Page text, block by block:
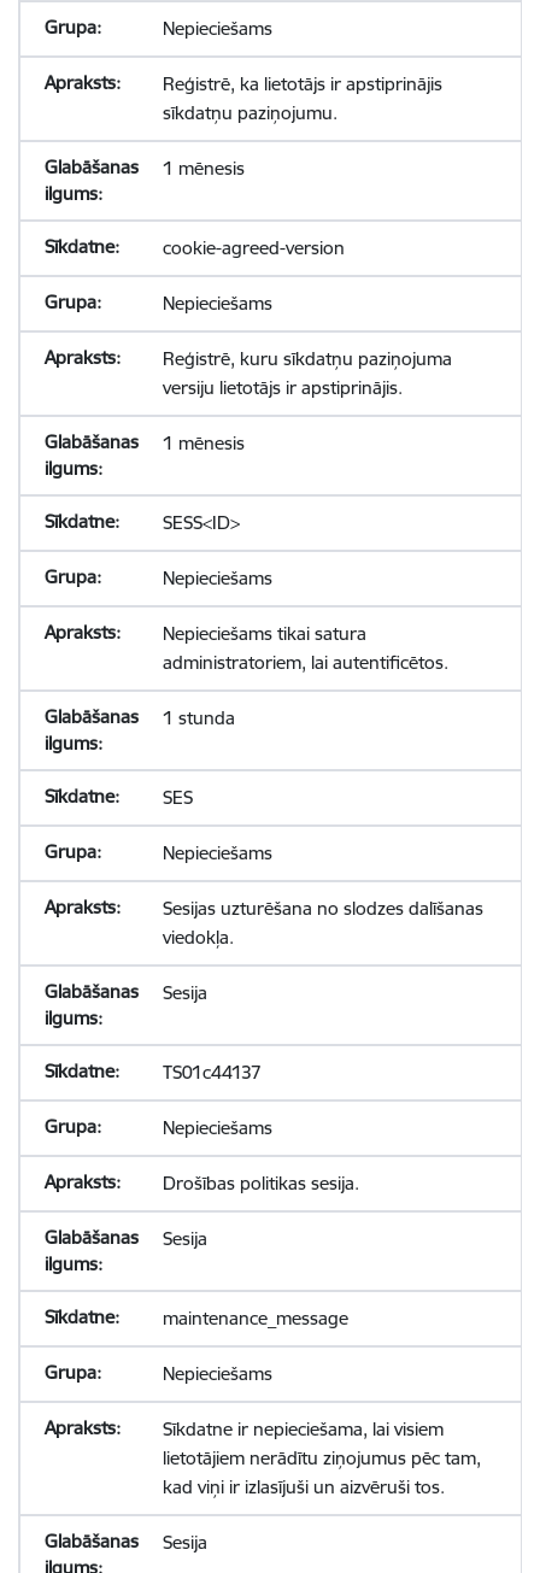
Nepieciešams
Reģistrē, ka lietotājs ir apstiprinājis
sīkdatņu paziņojumu.
1 mēnesis
cookie-agreed-version
Nepieciešams
Reģistrē, kuru sīkdatņu paziņojuma
versiju lietotājs ir apstiprinājis.
1 mēnesis
SESS<ID>
Nepieciešams
Nepieciešams tikai satura
administratoriem, lai autentificētos.
1 stunda
SES
Nepieciešams
Sesijas uzturēšana no slodzes dalīšanas
viedokļa.
Sesija
TS01c44137
Nepieciešams
Drošības politikas sesija.
Sesija
maintenance_message
Nepieciešams
Sīkdatne ir nepieciešama, lai visiem
lietotājiem nerādītu ziņojumus pēc tam,
kad viņi ir izlasījuši un aizvēruši tos.
Sesija